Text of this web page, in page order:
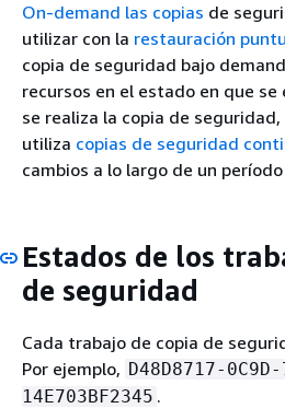
On-demand las copias de
utilizar con la restauración
copia de seguridad bajo
recursos en el estado en que
se realiza la copia de
utiliza copias de seguridad
cambios a lo largo de un
Estados de los
de seguridad
Cada trabajo de copia de
Por ejemplo, D48D8717-
14E703BF2345 .